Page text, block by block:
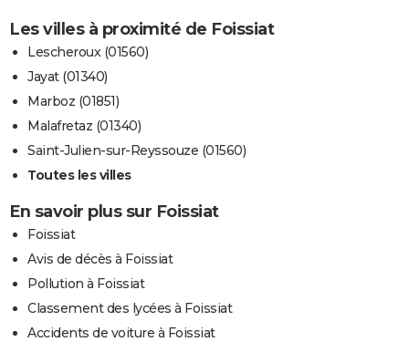
Les villes à proximité de Foissiat
Lescheroux (01560)
Jayat (01340)
Marboz (01851)
Malafretaz (01340)
Saint-Julien-sur-Reyssouze (01560)
Toutes les villes
En savoir plus sur Foissiat
Foissiat
Avis de décès à Foissiat
Pollution à Foissiat
Classement des lycées à Foissiat
Accidents de voiture à Foissiat